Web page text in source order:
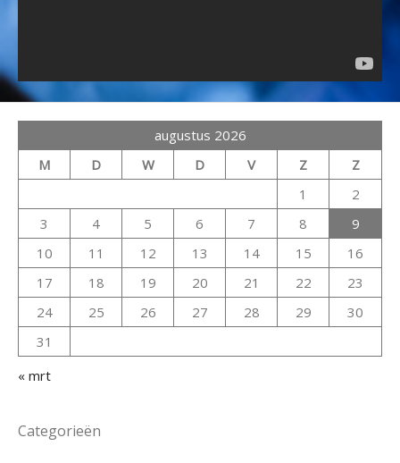
augustus 2026
M
D W D V Z
Z
1
2
3
4 5 6 7 8
9
10
11 12 13 14 15
16
17
18 19 20 21 22
23
24
25 26 27 28 29
30
31
« mrt
Categorieën